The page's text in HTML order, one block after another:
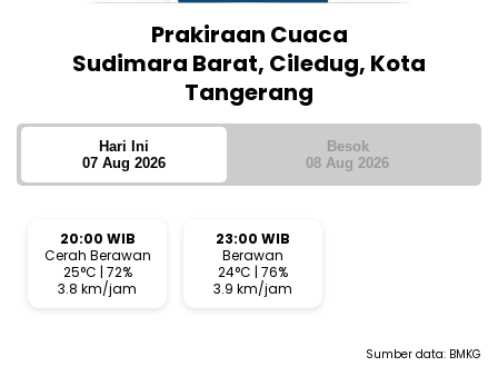
Prakiraan Cuaca
Sudimara Barat, Ciledug, Kota
Tangerang
Hari Ini
07 Aug 2026
Besok
08 Aug 2026
20:00 WIB
Cerah Berawan
25°C | 72%
3.8 km/jam
23:00 WIB
Berawan
24°C | 76%
3.9 km/jam
Sumber data: BMKG